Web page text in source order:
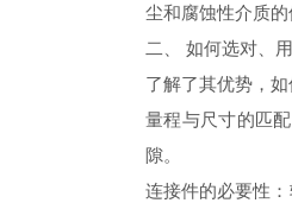
尘和腐蚀性介质的
二、 如何选对、
了解了其优势，
量程与尺寸的匹
隙。
连接件的必要性